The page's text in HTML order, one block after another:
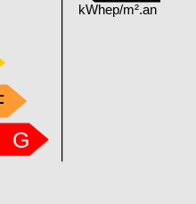
G
kWhep/m².an